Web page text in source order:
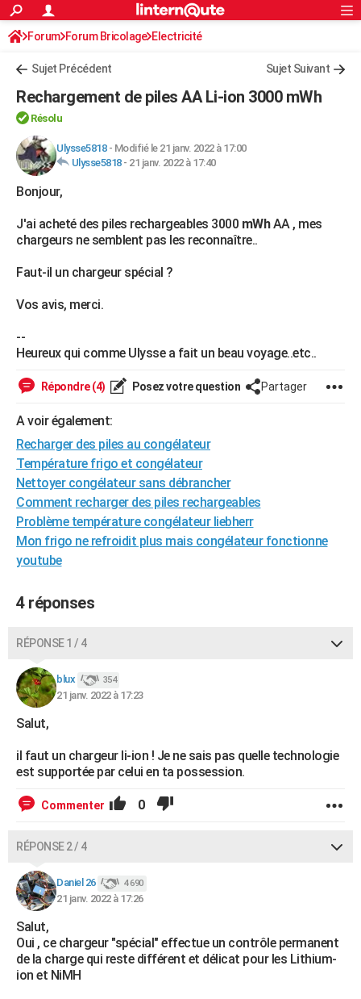
ACTUALITÉS
Politique
Société
Faits Divers
Education
Monde
Villes
+
Programme TV
TNTStreaming
Cinéma
Sorties cinéma
Musique
+FINANCE
Retraite
Impôts
Epargne
Immobilier
Risques naturels par ville
Banque
Assurance
Crédit
AUTO
Essais
Réserver un essai
Citadines
Berlines
SUV
Forum auto
BRICOLAGE
Forum
Aménagement intérieur
Extérieur
Cuisine
Salle de bains
Jardinage
Rangement
WEEK-END
Guides de France
Escapades
Patrimoine
Expositions
Musées
Week-end nature
+
Art de vivre
Bien-être
Loisirs
Mode
Modes de vie
VOYAGE
Destinations
City break
Voyage nature
Voyage de noces
Forum
Climat
PHOTO
GUIDES D'ACHAT
BONS PLANS
CARTE DE VOEUX
Carte de Noël
Carte Bonne année
Carte Saint-Valentin
Carte Pâques
Carte d'anniversaire
DICTIONNAIRE
Dictionnaire
Biographies
Citations
Expressions
Proverbes
PROGRAMME TV
S'inscrire
Se connecter
Lycées
Collèges
Primaires
Universités
Entreprises
Service militaire
Avis de recherche
AVIS DE DÉCÈS
FORUM
Bricolage
Lifestyle
Culture
Sport
Auto
Television
Voyage
Cinema
S'inscrire
Connexion
Forum Forum Bricolage Electricité
Sujet Précédent Sujet Suivant
Rechargement de piles AA Li-ion 3000 mWh
Résolu
Ulysse5818- Modifié le 21 janv. 2022 à 17:00
Ulysse5818- 21 janv. 2022 à 17:40
Bonjour,
J'ai acheté des piles rechargeables 3000 mWhAA , mes
chargeurs ne semblent pas les reconnaître..
Faut-il un chargeur spécial ?
Vos avis, merci.
--
Heureux qui comme Ulysse a fait un beau voyage..etc..
Répondre (4) Posez votre question Partager
A voir également:
Recharger des piles au congélateur
Température frigo et congélateur
Nettoyer congélateur sans débrancher
Comment recharger des piles rechargeables
Problème température congélateur liebherr
Mon frigo ne refroidit plus mais congélateur fonctionne
youtube
4 réponses
RÉPONSE 1 / 4
blux 354
21 janv. 2022 à 17:23
Salut,
il faut un chargeur li-ion ! Je ne sais pas quelle technologie
est supportée par celui en ta possession.
Commenter 0
RÉPONSE 2 / 4
Daniel 26 4 690
21 janv. 2022 à 17:26
Salut,
Oui , ce chargeur "spécial" effectue un contrôle permanent
de la charge qui reste différent et délicat pour les Lithium-
ion et NiMH